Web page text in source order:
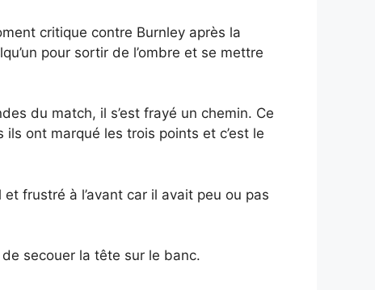
critique contre Burnley après la
pour sortir de l’ombre et se mettre
du match, il s’est frayé un chemin. Ce
ils ont marqué les trois points et c’est le
frustré à l’avant car il avait peu ou pas
secouer la tête sur le banc.